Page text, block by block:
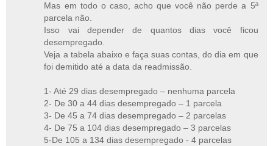
Mas em todo o caso, acho que você não perde a 5ª
parcela não.
Isso vai depender de quantos dias você ficou
desempregado.
Veja a tabela abaixo e faça suas contas, do dia em que
foi demitido até a data da readmissão.
1- Até 29 dias desempregado – nenhuma parcela
2- De 30 a 44 dias desempregado – 1 parcela
3- De 45 a 74 dias desempregado – 2 parcelas
4- De 75 a 104 dias desempregado – 3 parcelas
5-De 105 a 134 dias desempregado - 4 parcelas